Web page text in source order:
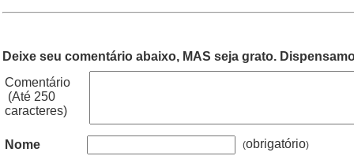
Deixe seu comentário abaixo, MAS seja grato.
Comentário
(Até 250
caracteres)
Nome (obrigatório